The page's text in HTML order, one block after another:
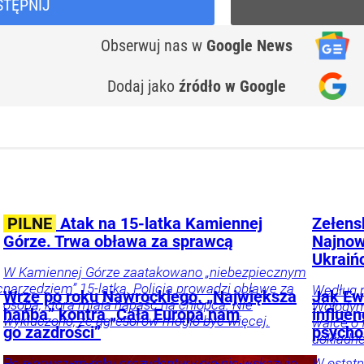
Obserwuj nas w Google News
Dodaj jako źródło w Google
PILNE Atak na 15-latka Kamiennej
Górze. Trwa obława za sprawcą
W Kamiennej Górze zaatakowano „niebezpiecznym
narzędziem” 15-latka. Policja prowadzi obławę za
osobą, która miała napaść na chłopca. Nie
wykluczono, że agresorów mogło być więcej.
walce o
Wrze po roku Nawrockiego. „Największa
hańba” kontra „Cała Europa nam
go zazdrości”
Jak